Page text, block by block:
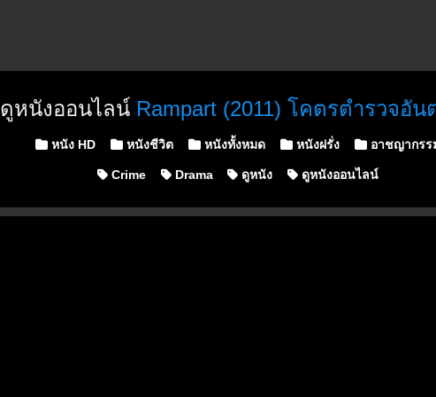
ดูหนังออนไลน์ Rampart (2011) โคตรตำรวจอัน
Posted in
หนัง HD หนังชีวิต หนังทั้งหมด หนังฝรั่ง อาชญากรร
Crime Drama ดูหนัง ดูหนังออนไลน์